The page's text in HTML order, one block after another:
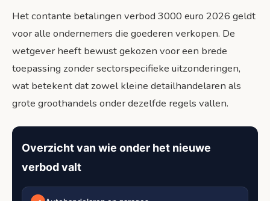
Het contante betalingen verbod 3000 euro 2026 geldt
voor alle ondernemers die goederen verkopen. De
wetgever heeft bewust gekozen voor een brede
toepassing zonder sectorspecifieke uitzonderingen,
wat betekent dat zowel kleine detailhandelaren als
grote groothandels onder dezelfde regels vallen.
Overzicht van wie onder het nieuwe
verbod valt